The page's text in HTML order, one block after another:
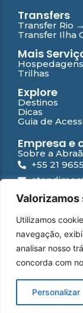
Valorizamos
Utilizamos
navegação,
analisar nosso
concorda com
Personalizar
Transfers
Transfer Rio
Transfer Ilha
Mais
Hospedagens
Trilhas
Explore
Destinos
Dicas
Guia de
Empresa e
Sobre a
+55 21
Ilha
Suporte
Contato
Falar com
Perguntas
Política de
© 2026